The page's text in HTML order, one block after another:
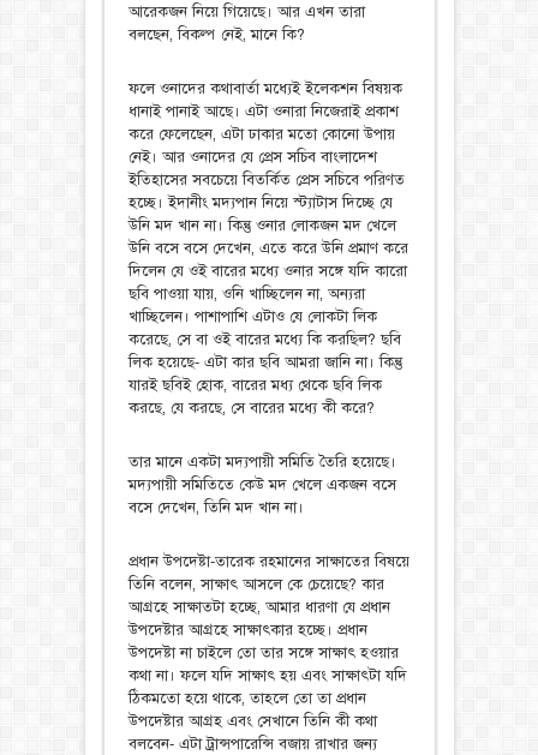
আরেকজন নিয়ে গিয়েছে। আর এখন তারা
বলছেন, বিকল্প নেই, মানে কি?
ফলে ওনাদের কথাবার্তা মধ্যেই ইলেকশন বিষয়ক
ধানাই পানাই আছে। এটা ওনারা নিজেরাই প্রকাশ
করে ফেলেছেন, এটা ঢাকার মতো কোনো উপায়
নেই। আর ওনাদের যে প্রেস সচিব বাংলাদেশ
ইতিহাসের সবচেয়ে বিতর্কিত প্রেস সচিবে পরিণত
হচ্ছে। ইদানীং মদ্যপান নিয়ে স্ট্যাটাস দিচ্ছে যে
উনি মদ খান না। কিন্তু ওনার লোকজন মদ খেলে
উনি বসে বসে দেখেন, এতে করে উনি প্রমাণ করে
দিলেন যে ওই বারের মধ্যে ওনার সঙ্গে যদি কারো
ছবি পাওয়া যায়, ওনি খাচ্ছিলেন না, অন্যরা
খাচ্ছিলেন। পাশাপাশি এটাও যে লোকটা লিক
করেছে, সে বা ওই বারের মধ্যে কি করছিল? ছবি
লিক হয়েছে- এটা কার ছবি আমরা জানি না। কিন্তু
যারই ছবিই হোক, বারের মধ্য থেকে ছবি লিক
করছে, যে করছে, সে বারের মধ্যে কী করে?
তার মানে একটা মদ্যপায়ী সমিতি তৈরি হয়েছে।
মদ্যপায়ী সমিতিতে কেউ মদ খেলে একজন বসে
বসে দেখেন, তিনি মদ খান না।
প্রধান উপদেষ্টা-তারেক রহমানের সাক্ষাতের বিষয়ে
তিনি বলেন, সাক্ষাৎ আসলে কে চেয়েছে? কার
আগ্রহে সাক্ষাতটা হচ্ছে, আমার ধারণা যে প্রধান
উপদেষ্টার আগ্রহে সাক্ষাৎকার হচ্ছে। প্রধান
উপদেষ্টা না চাইলে তো তার সঙ্গে সাক্ষাৎ হওয়ার
কথা না। ফলে যদি সাক্ষাৎ হয় এবং সাক্ষাৎটা যদি
ঠিকমতো হয়ে থাকে, তাহলে তো তা প্রধান
উপদেষ্টার আগ্রহ এবং সেখানে তিনি কী কথা
বলবেন- এটা ট্রান্সপারেন্সি বজায় রাখার জন্য